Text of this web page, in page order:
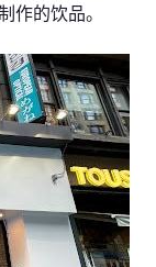
作的饮品。